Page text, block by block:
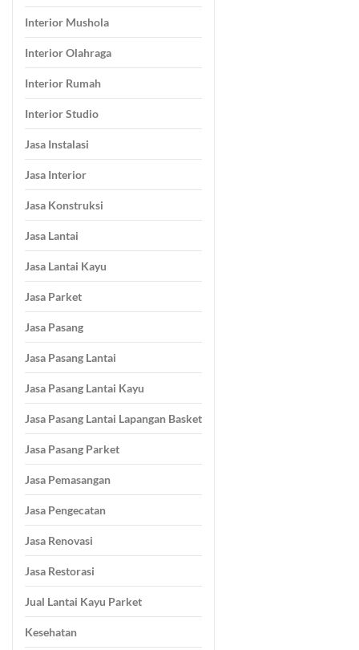
Interior Mushola
Interior Olahraga
Interior Rumah
Interior Studio
Jasa Instalasi
Jasa Interior
Jasa Konstruksi
Jasa Lantai
Jasa Lantai Kayu
Jasa Parket
Jasa Pasang
Jasa Pasang Lantai
Jasa Pasang Lantai Kayu
Jasa Pasang Lantai Lapangan Basket
Jasa Pasang Parket
Jasa Pemasangan
Jasa Pengecatan
Jasa Renovasi
Jasa Restorasi
Jual Lantai Kayu Parket
Kesehatan